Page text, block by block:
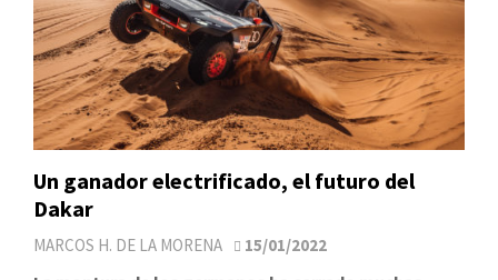
Un ganador electrificado, el futuro del
Dakar
MARCOS H. DE LA MORENA 15/01/2022